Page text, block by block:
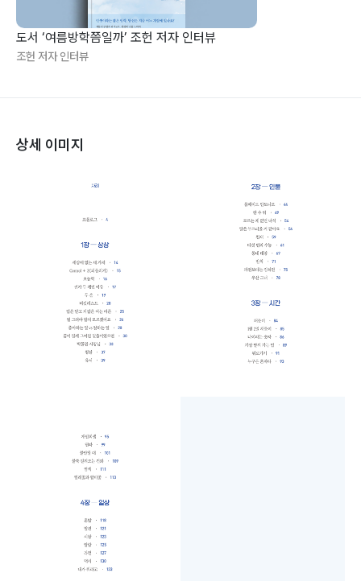
도서 ‘여름방학쯤일까’ 조헌 저자 인터뷰
조헌 저자 인터뷰
상세 이미지